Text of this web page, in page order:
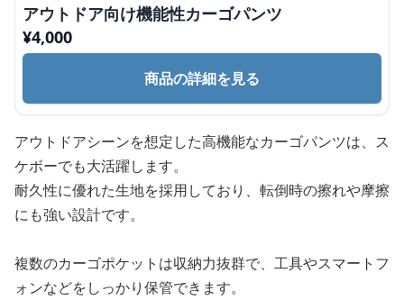
アウトドア向け機能性カーゴパンツ
¥4,000
商品の詳細を見る
アウトドアシーンを想定した高機能なカーゴパンツは、ス
ケボーでも大活躍します。
耐久性に優れた生地を採用しており、転倒時の擦れや摩擦
にも強い設計です。
複数のカーゴポケットは収納力抜群で、工具やスマートフ
ォンなどをしっかり保管できます。